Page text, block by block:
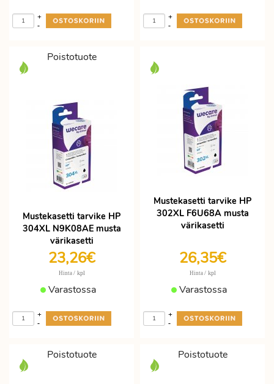
-
+
-
+
Poistotuote
Mustekasetti tarvike HP
304XL N9K08AE musta
värikasetti
23,26€
Hinta / kpl
Varastossa
-
+
Mustekasetti tarvike HP
302XL F6U68A musta
värikasetti
26,35€
Hinta / kpl
Varastossa
-
+
Poistotuote Poistotuote